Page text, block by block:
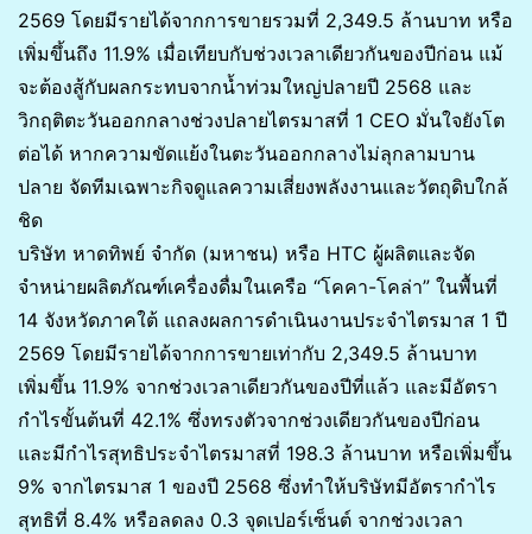
2569 โดยมีรายได้จากการขายรวมที่ 2,349.5 ล้านบาท หรือ
เพิ่มขึ้นถึง 11.9% เมื่อเทียบกับช่วงเวลาเดียวกันของปีก่อน แม้
จะต้องสู้กับผลกระทบจากน้ำท่วมใหญ่ปลายปี 2568 และ
วิกฤติตะวันออกกลางช่วงปลายไตรมาสที่ 1 CEO มั่นใจยังโต
ต่อได้ หากความขัดแย้งในตะวันออกกลางไม่ลุกลามบาน
ปลาย จัดทีมเฉพาะกิจดูแลความเสี่ยงพลังงานและวัตถุดิบใกล้
ชิด
บริษัท หาดทิพย์ จำกัด (มหาชน) หรือ HTC ผู้ผลิตและจัด
จำหน่ายผลิตภัณฑ์เครื่องดื่มในเครือ “โคคา-โคล่า” ในพื้นที่
14 จังหวัดภาคใต้ แถลงผลการดำเนินงานประจำไตรมาส 1 ปี
2569 โดยมีรายได้จากการขายเท่ากับ 2,349.5 ล้านบาท
เพิ่มขึ้น 11.9% จากช่วงเวลาเดียวกันของปีที่แล้ว และมีอัตรา
กำไรขั้นต้นที่ 42.1% ซึ่งทรงตัวจากช่วงเดียวกันของปีก่อน
และมีกำไรสุทธิประจำไตรมาสที่ 198.3 ล้านบาท หรือเพิ่มขึ้น
9% จากไตรมาส 1 ของปี 2568 ซึ่งทำให้บริษัทมีอัตรากำไร
สุทธิที่ 8.4% หรือลดลง 0.3 จุดเปอร์เซ็นต์ จากช่วงเวลา